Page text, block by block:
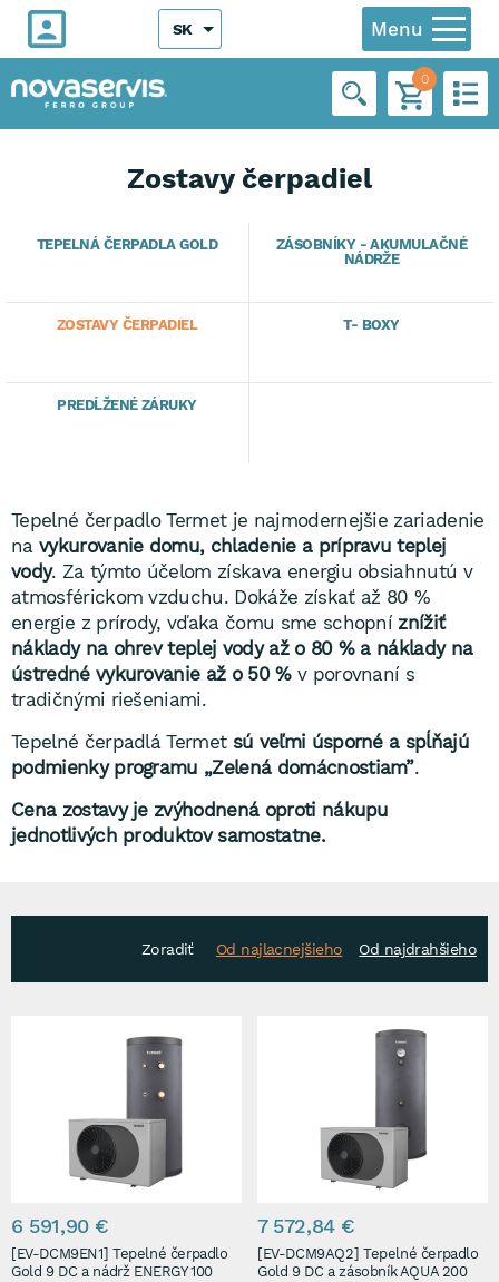
Menu
SK
0
Zostavy čerpadiel
TEPELNÁ ČERPADLA GOLD
ZÁSOBNÍKY - AKUMULAČNÉ
NÁDRŽE
ZOSTAVY ČERPADIEL T- BOXY
PREDĹŽENÉ ZÁRUKY
Tepelné čerpadlo Termet je najmodernejšie zariadenie
na vykurovanie domu, chladenie a prípravu teplej
vody. Za týmto účelom získava energiu obsiahnutú v
atmosférickom vzduchu. Dokáže získať až 80 %
energie z prírody, vďaka čomu sme schopní znížiť
náklady na ohrev teplej vody až o 80 % a náklady na
ústredné vykurovanie až o 50 %v porovnaní s
tradičnými riešeniami.
Tepelné čerpadlá Termet sú veľmi úsporné a spĺňajú
podmienky programu „Zelená domácnostiam”.
Cena zostavy je zvýhodnená oproti nákupu
jednotlivých produktov samostatne.
Zoradiť Od najlacnejšieho Od najdrahšieho
6 591,90 €
[EV-DCM9EN1] Tepelné čerpadlo
Gold 9 DC a nádrž ENERGY 100
7 572,84 €
[EV-DCM9AQ2] Tepelné čerpadlo
Gold 9 DC a zásobník AQUA 200